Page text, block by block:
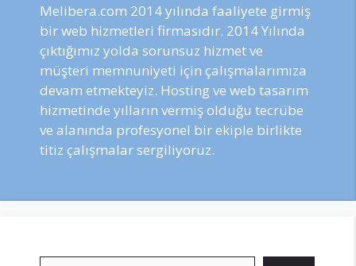
Melibera.com 2014 yılında faaliyete girmiş
bir web hizmetleri firmasıdır. 2014 Yılında
çıktığımız yolda sorunsuz hizmet ve
müşteri memnuniyeti için çalışmalarımıza
devam etmekteyiz. Hosting ve web tasarım
hizmetinde yılların vermiş olduğu tecrübe
ve alanında profesyonel bir ekiple birlikte
titiz çalışmalar sergiliyoruz.